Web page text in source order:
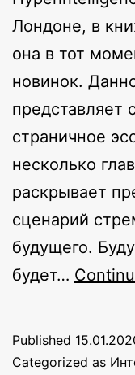
Лондоне, в
она в тот
новинок.
представляет
страничное
несколько
раскрывает
сценарий
будущего.
будет…
Published
Categorized as